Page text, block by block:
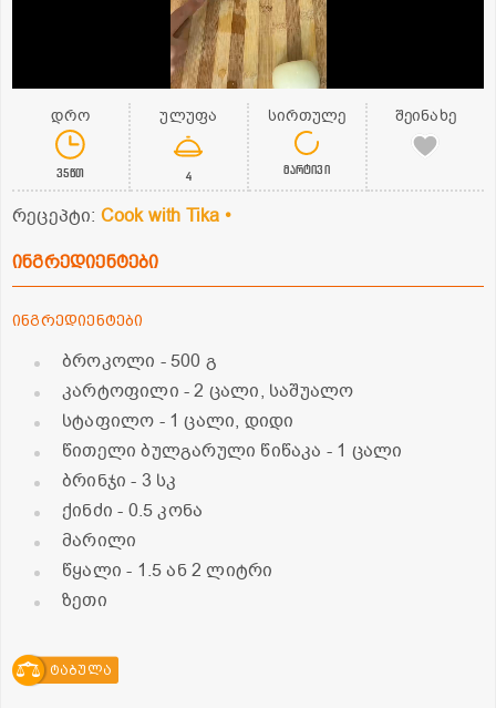
დრო
35წთ
ულუფა
4
სირთულე
მარტივი
შეინახე
რეცეპტი: Cook with Tika •
ინგრედიენტები
ინგრედიენტები
ბროკოლი - 500 გ
კარტოფილი - 2 ცალი, საშუალო
სტაფილო - 1 ცალი, დიდი
წითელი ბულგარული წიწაკა - 1 ცალი
ბრინჯი- 3 სკ
ქინძი- 0.5 კონა
მარილი
წყალი- 1.5 ან 2 ლიტრი
ზეთი
ტაბულა